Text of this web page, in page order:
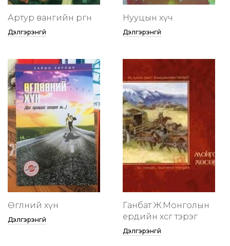
Артур вангийн өргөөнөө
Дэлгэрэнгүй
Нууцын хүч
Дэлгэрэнгүй
Өглөөний хүн
Дэлгэрэнгүй
Ганбат Ж.Монголын
ердийн хөсөг тэрэг
Дэлгэрэнгүй